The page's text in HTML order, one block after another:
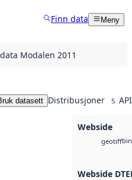
Finn data Meny
Modalen 2011
datasett Distribusjoner 5
Webside
geotiffbin
Webside